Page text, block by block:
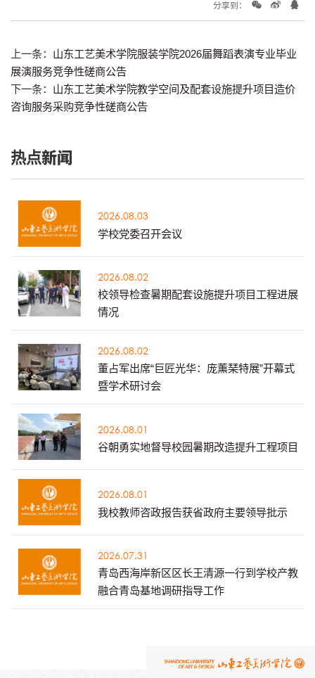
分享到：
上一条： 山东工艺美术学院服装学院2026届舞蹈表演专业毕业
展演服务竞争性磋商公告
下一条： 山东工艺美术学院教学空间及配套设施提升项目造价
咨询服务采购竞争性磋商公告
热点新闻
2026.08.03
学校党委召开会议
2026.08.02
校领导检查暑期配套设施提升项目工程进展
情况
2026.08.02
董占军出席“巨匠光华：庞薰琹特展”开幕式
暨学术研讨会
2026.08.01
谷朝勇实地督导校园暑期改造提升工程项目
2026.08.01
我校教师咨政报告获省政府主要领导批示
2026.07.31
青岛西海岸新区区长王清源一行到学校产教
融合青岛基地调研指导工作